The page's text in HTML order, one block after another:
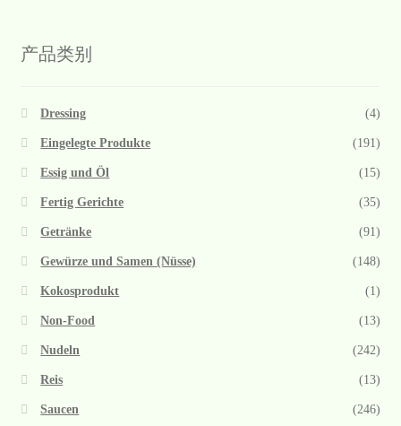
产品类别
Dressing (4)
Eingelegte Produkte (191)
Essig und Öl (15)
Fertig Gerichte (35)
Getränke (91)
Gewürze und Samen (Nüsse) (148)
Kokosprodukt (1)
Non-Food (13)
Nudeln (242)
Reis (13)
Saucen (246)